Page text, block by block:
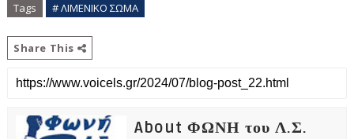
Tags # ΛΙΜΕΝΙΚΟ ΣΩΜΑ
Share This
About ΦΩΝΗ του Λ.Σ.